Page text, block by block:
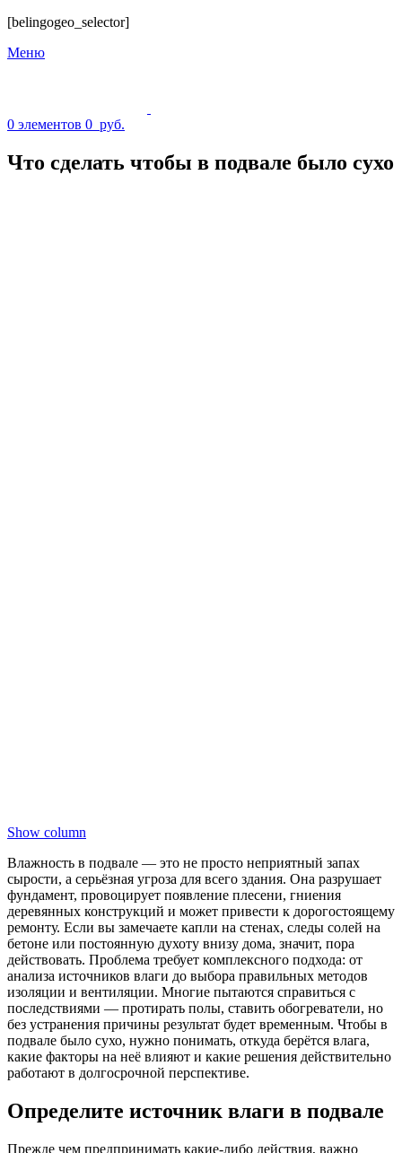
[belingogeo_selector]
Меню
0 элементов 0 руб.
Что сделать чтобы в подвале было сухо
Show column
Влажность в подвале — это не просто неприятный запах
сырости, а серьёзная угроза для всего здания. Она разрушает
фундамент, провоцирует появление плесени, гниения
деревянных конструкций и может привести к дорогостоящему
ремонту. Если вы замечаете капли на стенах, следы солей на
бетоне или постоянную духоту внизу дома, значит, пора
действовать. Проблема требует комплексного подхода: от
анализа источников влаги до выбора правильных методов
изоляции и вентиляции. Многие пытаются справиться с
последствиями — протирать полы, ставить обогреватели, но
без устранения причины результат будет временным. Чтобы в
подвале было сухо, нужно понимать, откуда берётся влага,
какие факторы на неё влияют и какие решения действительно
работают в долгосрочной перспективе.
Определите источник влаги в подвале
Прежде чем предпринимать какие-либо действия, важно